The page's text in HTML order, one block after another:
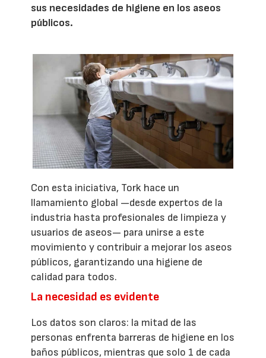
sus necesidades de higiene en los aseos
públicos.
Con esta iniciativa, Tork hace un
llamamiento global —desde expertos de la
industria hasta profesionales de limpieza y
usuarios de aseos— para unirse a este
movimiento y contribuir a mejorar los aseos
públicos, garantizando una higiene de
calidad para todos.
La necesidad es evidente
Los datos son claros: la mitad de las
personas enfrenta barreras de higiene en los
baños públicos, mientras que solo 1 de cada